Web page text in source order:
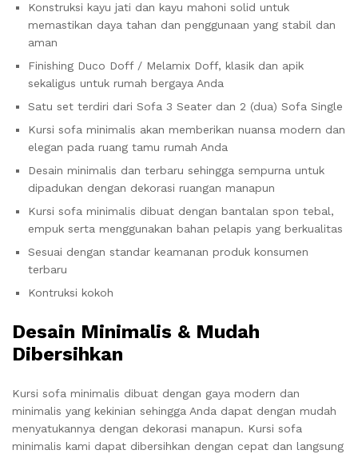
Konstruksi kayu jati dan kayu mahoni solid untuk
memastikan daya tahan dan penggunaan yang stabil dan
aman
Finishing Duco Doff / Melamix Doff, klasik dan apik
sekaligus untuk rumah bergaya Anda
Satu set terdiri dari Sofa 3 Seater dan 2 (dua) Sofa Single
Kursi sofa minimalis akan memberikan nuansa modern dan
elegan pada ruang tamu rumah Anda
Desain minimalis dan terbaru sehingga sempurna untuk
dipadukan dengan dekorasi ruangan manapun
Kursi sofa minimalis dibuat dengan bantalan spon tebal,
empuk serta menggunakan bahan pelapis yang berkualitas
Sesuai dengan standar keamanan produk konsumen
terbaru
Kontruksi kokoh
Desain Minimalis & Mudah
Dibersihkan
Kursi sofa minimalis dibuat dengan gaya modern dan
minimalis yang kekinian sehingga Anda dapat dengan mudah
menyatukannya dengan dekorasi manapun. Kursi sofa
minimalis kami dapat dibersihkan dengan cepat dan langsung